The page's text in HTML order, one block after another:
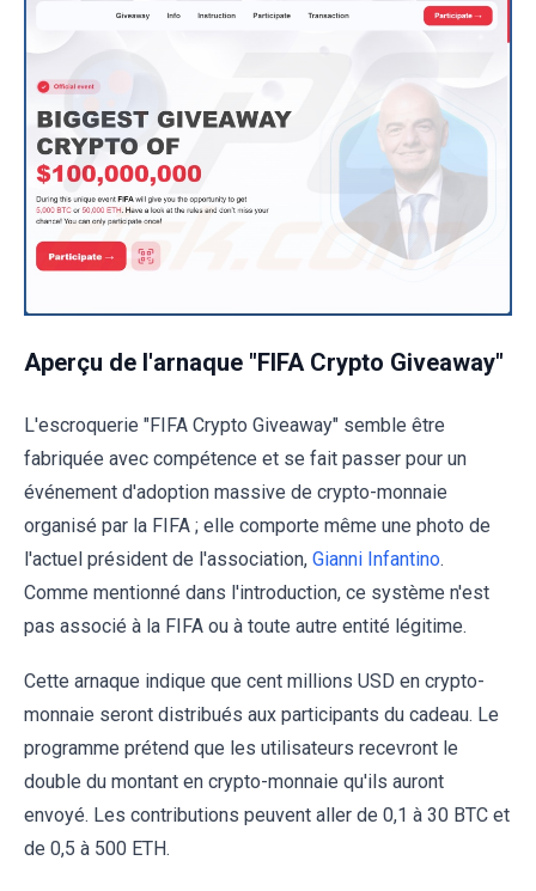
Aperçu de l'arnaque "FIFA Crypto Giveaway"
L'escroquerie "FIFA Crypto Giveaway" semble être
fabriquée avec compétence et se fait passer pour un
événement d'adoption massive de crypto-monnaie
organisé par la FIFA ; elle comporte même une photo de
l'actuel président de l'association, Gianni Infantino.
Comme mentionné dans l'introduction, ce système n'est
pas associé à la FIFA ou à toute autre entité légitime.
Cette arnaque indique que cent millions USD en crypto-
monnaie seront distribués aux participants du cadeau. Le
programme prétend que les utilisateurs recevront le
double du montant en crypto-monnaie qu'ils auront
envoyé. Les contributions peuvent aller de 0,1 à 30 BTC et
de 0,5 à 500 ETH.